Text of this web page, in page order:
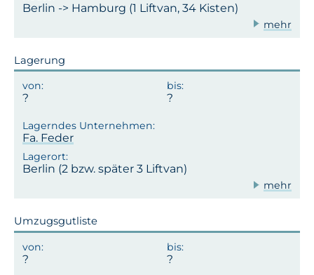
Berlin -> Hamburg (1 Liftvan, 34 Kisten)
mehr
Lagerung
Fa. Feder
Berlin (2 bzw. später 3 Liftvan)
mehr
Umzugsgutliste